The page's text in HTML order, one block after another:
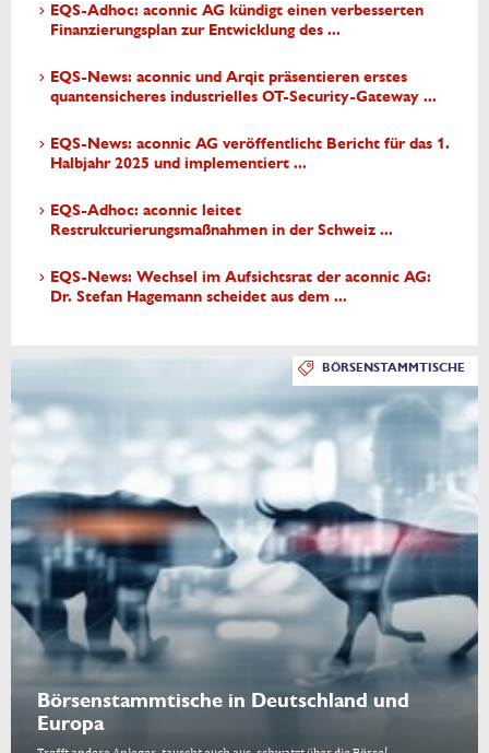
EQS-Adhoc: aconnic AG kündigt einen verbesserten
Finanzierungsplan zur Entwicklung des ...
EQS-News: aconnic und Arqit präsentieren erstes
quantensicheres industrielles OT-Security-Gateway ...
EQS-News: aconnic AG veröffentlicht Bericht für das 1.
Halbjahr 2025 und implementiert ...
EQS-Adhoc: aconnic leitet
Restrukturierungsmaßnahmen in der Schweiz ...
EQS-News: Wechsel im Aufsichtsrat der aconnic AG:
Dr. Stefan Hagemann scheidet aus dem ...
BÖRSENSTAMMTISCHE
Börsenstammtische in Deutschland und
Europa